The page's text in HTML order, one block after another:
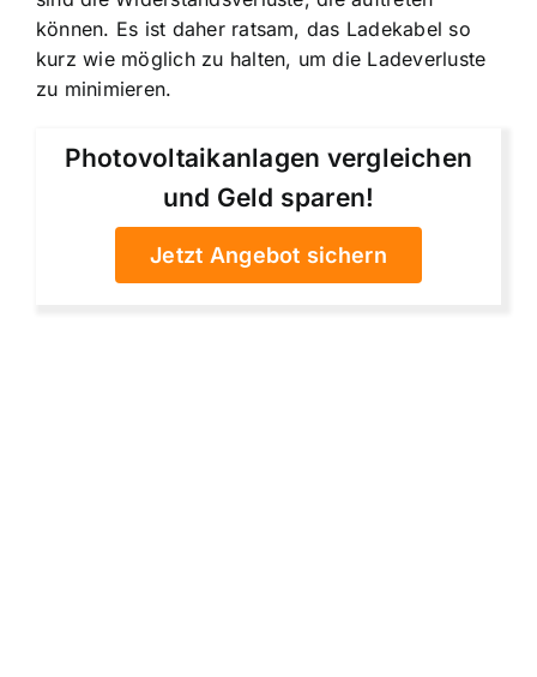
können. Es ist daher ratsam, das Ladekabel so
kurz wie möglich zu halten, um die Ladeverluste
zu minimieren.
Photovoltaikanlagen vergleichen
und Geld sparen!
Jetzt Angebot sichern